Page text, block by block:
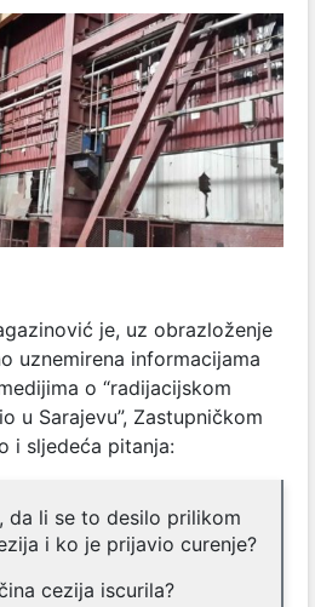
je, uz obrazloženje
uznemirena informacijama
o “radijacijskom
u Sarajevu”, Zastupničkom
i sljedeća pitanja:
da li se to desilo prilikom
i ko je prijavio curenje?
cezija iscurila?